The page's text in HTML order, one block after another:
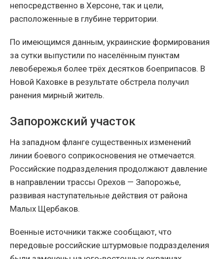
непосредственно в Херсоне, так и цели,
расположенные в глубине территории.
По имеющимся данным, украинские формирования
за сутки выпустили по населённым пунктам
левобережья более трёх десятков боеприпасов. В
Новой Каховке в результате обстрела получил
ранения мирный житель.
Запорожский участок
На западном фланге существенных изменений
линии боевого соприкосновения не отмечается.
Российские подразделения продолжают давление
в направлении трассы Орехов — Запорожье,
развивая наступательные действия от района
Малых Щербаков.
Военные источники также сообщают, что
передовые российские штурмовые подразделения